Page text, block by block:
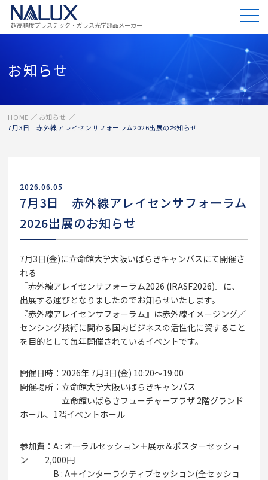
超高精度プラスチック・ガラス光学部品メーカー
お知らせ
HOME
お知らせ
7月3日 赤外線アレイセンサフォーラム2026出展のお知らせ
2026.06.05
7月3日 赤外線アレイセンサフォーラム
2026出展のお知らせ
7月3日(金)に立命館大学大阪いばらきキャンパスにて開催さ
れる
『赤外線アレイセンサフォーラム2026 (IRASF2026)』に、
出展する運びとなりましたのでお知らせいたします。
『赤外線アレイセンサフォーラム』は赤外線イメージング／
センシング技術に関わる国内ビジネスの活性化に資すること
を目的として毎年開催されているイベントです。
開催日時：2026年 7月3日(金) 10:20〜19:00
開催場所：立命館大学大阪いばらきキャンパス
立命館いばらきフューチャープラザ 2階グランド
ホール、1階イベントホール
参加費：A : オーラルセッション＋展示＆ポスターセッショ
ン 2,000円
B : A＋インターラクティブセッション(全セッショ